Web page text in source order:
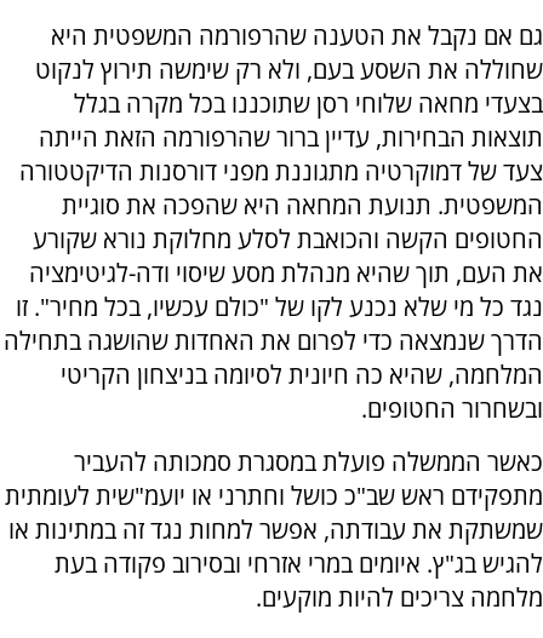
גם אם נקבל את הטענה שהרפורמה המשפטית היא
שחוללה את השסע בעם, ולא רק שימשה תירוץ לנקוט
בצעדי מחאה שלוחי רסן שתוכננו בכל מקרה בגלל
תוצאות הבחירות, עדיין ברור שהרפורמה הזאת הייתה
צעד של דמוקרטיה מתגוננת מפני דורסנות הדיקטטורה
המשפטית. תנועת המחאה היא שהפכה את סוגיית
החטופים הקשה והכואבת לסלע מחלוקת נורא שקורע
את העם, תוך שהיא מנהלת מסע שיסוי ודה-לגיטימציה
נגד כל מי שלא נכנע לקו של "כולם עכשיו, בכל מחיר". זו
הדרך שנמצאה כדי לפרום את האחדות שהושגה בתחילה
המלחמה, שהיא כה חיונית לסיומה בניצחון הקריטי
ובשחרור החטופים.
כאשר הממשלה פועלת במסגרת סמכותה להעביר
מתפקידם ראש שב"כ כושל וחתרני או יועמ"שית לעומתית
שמשתקת את עבודתה, אפשר למחות נגד זה במתינות או
להגיש בג"ץ. איומים במרי אזרחי ובסירוב פקודה בעת
מלחמה צריכים להיות מוקעים.